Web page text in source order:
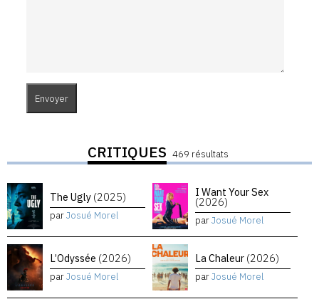
CRITIQUES 469 résultats
The Ugly (2025)
parJosué Morel
I Want Your Sex
(2026)
parJosué Morel
L’Odyssée (2026)
parJosué Morel
La Chaleur (2026)
parJosué Morel